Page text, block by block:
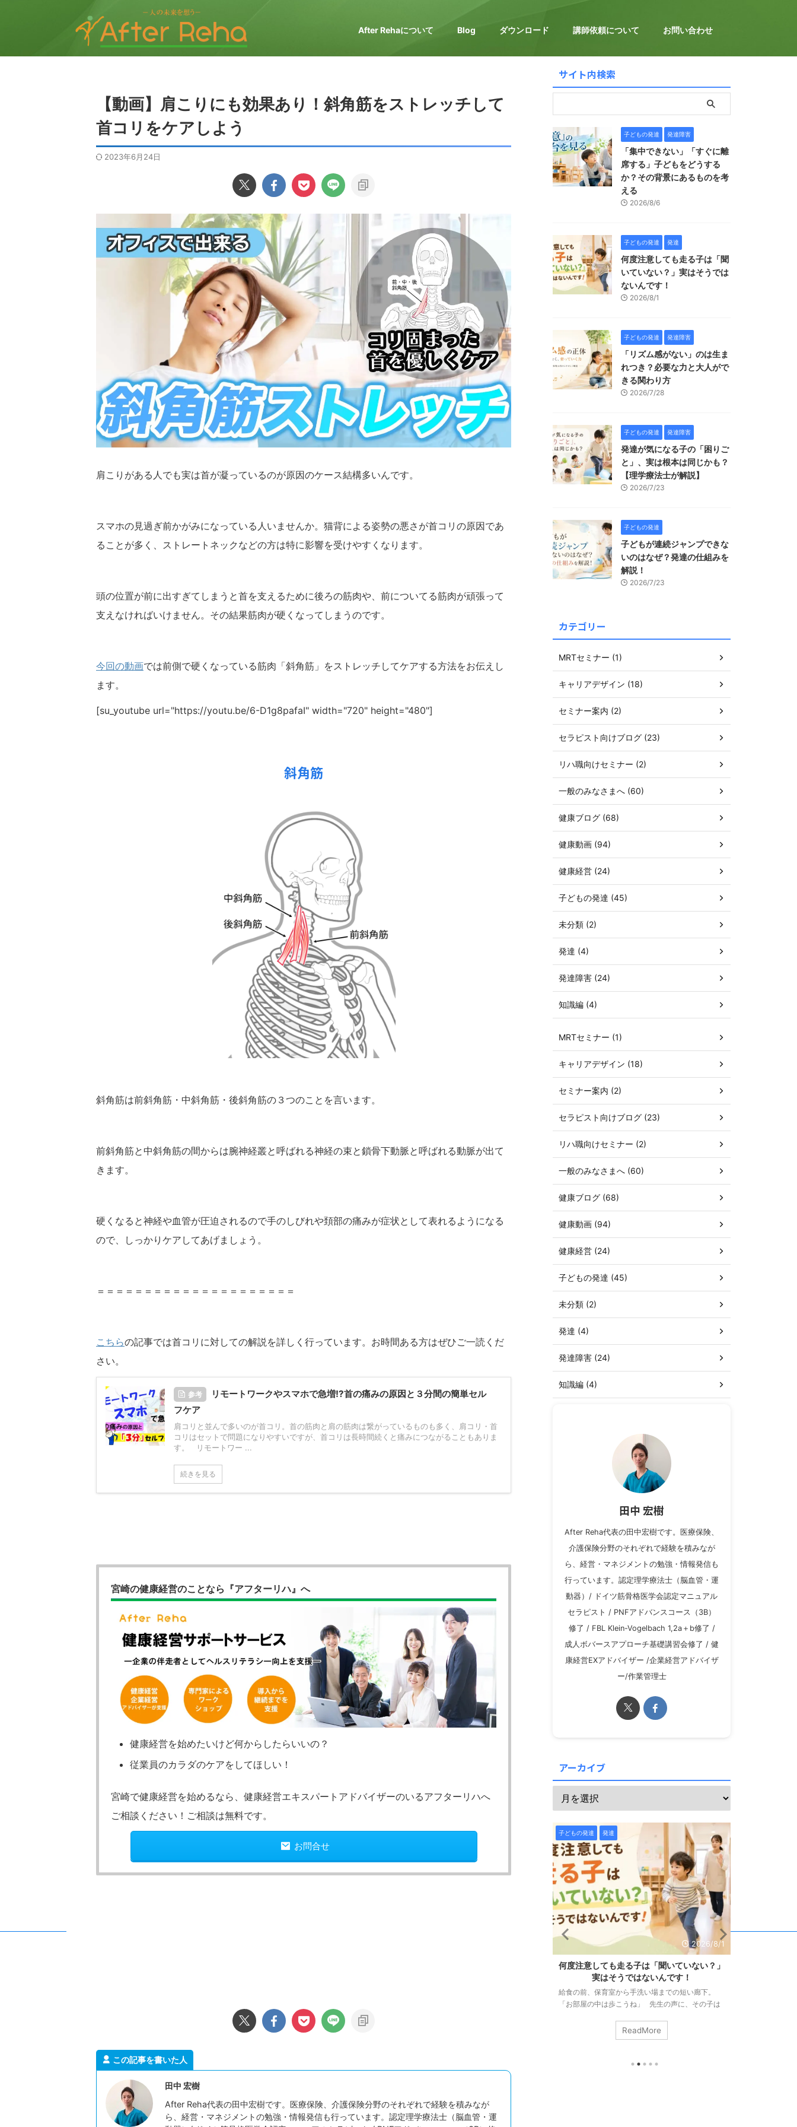
After Rehaについて Blog ダウンロード 講師依頼について お問い合わせ
【動画】肩こりにも効果あり！斜角筋をストレッチして
首コリをケアしよう
2023年6月24日
肩こりがある人でも実は首が凝っているのが原因のケース結構多いんです。
スマホの見過ぎ前かがみになっている人いませんか。猫背による姿勢の悪さが首コリの原因であ
ることが多く、ストレートネックなどの方は特に影響を受けやすくなります。
頭の位置が前に出すぎてしまうと首を支えるために後ろの筋肉や、前についてる筋肉が頑張って
支えなければいけません。その結果筋肉が硬くなってしまうのです。
今回の動画では前側で硬くなっている筋肉「斜角筋」をストレッチしてケアする方法をお伝えし
ます。
[su_youtube url="https://youtu.be/6-D1g8pafaI" width="720" height="480"]
斜角筋
斜角筋は前斜角筋・中斜角筋・後斜角筋の３つのことを言います。
前斜角筋と中斜角筋の間からは腕神経叢と呼ばれる神経の束と鎖骨下動脈と呼ばれる動脈が出て
きます。
硬くなると神経や血管が圧迫されるので手のしびれや頚部の痛みが症状として表れるようになる
ので、しっかりケアしてあげましょう。
＝＝＝＝＝＝＝＝＝＝＝＝＝＝＝＝＝＝＝＝＝
こちらの記事では首コリに対しての解説を詳しく行っています。お時間ある方はぜひご一読くだ
さい。
参考
リモートワークやスマホで急増!?首の痛みの原因と３分間の簡単セル
フケア
肩コリと並んで多いのが首コリ。首の筋肉と肩の筋肉は繋がっているものも多く、肩コリ・首
コリはセットで問題になりやすいですが、首コリは長時間続くと痛みにつながることもありま
す。 リモートワー ...
続きを見る
宮崎の健康経営のことなら『アフターリハ』へ
健康経営を始めたいけど何からしたらいいの？
従業員のカラダのケアをしてほしい！
宮崎で健康経営を始めるなら、健康経営エキスパートアドバイザーのいるアフターリハへ
ご相談ください！ご相談は無料です。
お問合せ
この記事を書いた人
田中 宏樹
After Reha代表の田中宏樹です。医療保険、介護保険分野のそれぞれで経験を積みなが
ら、経営・マネジメントの勉強・情報発信も行っています。認定理学療法士（脳血管・運
サイト内検索
子どもの発達 発達障害
「集中できない」「すぐに離
席する」子どもをどうする
か？その背景にあるものを考
える
2026/8/6
子どもの発達 発達
何度注意しても走る子は「聞
いていない？」実はそうでは
ないんです！
2026/8/1
子どもの発達 発達障害
「リズム感がない」のは生ま
れつき？必要な力と大人がで
きる関わり方
2026/7/28
子どもの発達 発達障害
発達が気になる子の「困りご
と」、実は根本は同じかも？
【理学療法士が解説】
2026/7/23
子どもの発達
子どもが連続ジャンプできな
いのはなぜ？発達の仕組みを
解説！
2026/7/23
カテゴリー
MRTセミナー (1)
キャリアデザイン (18)
セミナー案内 (2)
セラピスト向けブログ (23)
リハ職向けセミナー (2)
一般のみなさまへ (60)
健康ブログ (68)
健康動画 (94)
健康経営 (24)
子どもの発達 (45)
未分類 (2)
発達 (4)
発達障害 (24)
知識編 (4)
MRTセミナー (1)
キャリアデザイン (18)
セミナー案内 (2)
セラピスト向けブログ (23)
リハ職向けセミナー (2)
一般のみなさまへ (60)
健康ブログ (68)
健康動画 (94)
健康経営 (24)
子どもの発達 (45)
未分類 (2)
発達 (4)
発達障害 (24)
知識編 (4)
田中 宏樹
After Reha代表の田中宏樹です。医療保険、
介護保険分野のそれぞれで経験を積みなが
ら、経営・マネジメントの勉強・情報発信も
行っています。認定理学療法士（脳血管・運
動器）/ ドイツ筋骨格医学会認定マニュアル
セラピスト / PNFアドバンスコース（3B）
修了 / FBL Klein-Vogelbach 1,2a＋b修了 /
成人ボバースアプローチ基礎講習会修了 / 健
康経営EXアドバイザー /企業経営アドバイザ
ー/作業管理士
アーカイブ
子どもの発達
に見えます。走るより簡単そうだし、ボールを投げ
るより地味な動きと思われ鵜かもしれません。 ま
かな」と思ってしまう方もいるかもしれません。
でも、運動の仕組みから見ると、連続ジャンプは歩
精度でかみ合ってはじめて成立する動きなんです。
両足で地面を離れる、空中でカラダを保つ ...
ReadMore
子どもの発達 発達障害
つ、思わず出そうになる手をこらえるといった「止
す。 園や事業所への訪問でも、この「落ち着かな
い」に ...
子どもの発達 発達
2026/8/1
何度注意しても走る子は「聞いていない？」
実はそうではないんです！
給食の前、保育室から手洗い場までの短い廊下。
「お部屋の中は歩こうね」 先生の声に、その子は
いて、ゆっくり歩き出す。ちゃんと伝わった次の瞬
間には、もう走っている。 この場面は、３歳のク
起こります。「さっき言ったばかりなのに」「何回
ReadMore